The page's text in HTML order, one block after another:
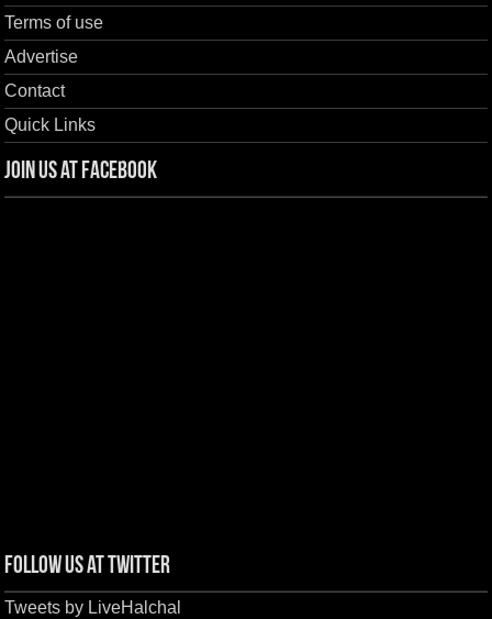
Terms of use
Advertise
Contact
Quick Links
Join us at Facebook
Follow us at Twitter
Tweets by LiveHalchal